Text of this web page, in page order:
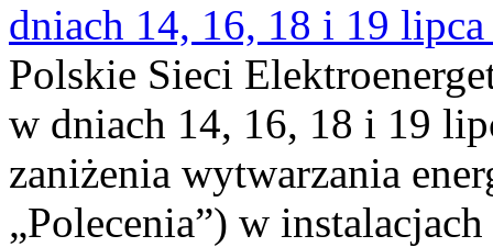
dniach 14, 16, 18 i 19
Polskie Sieci
w dniach 14, 16, 18 i 19
zaniżenia wytwarzania
„Polecenia”) w